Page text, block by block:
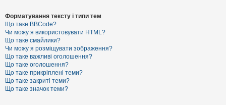
П
о
ш
у
к
Д
о
п
Форматування тексту і типи тем
Що таке BBCode?
Чи можу я використовувати HTML?
Що таке смайлики?
Чи можу я розміщувати зображення?
Що таке важливі оголошення?
Що таке оголошення?
Що таке прикріплені теми?
Що таке закриті теми?
Що таке значок теми?